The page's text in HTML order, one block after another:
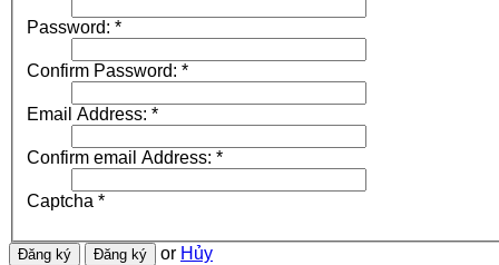
Password: *
Confirm Password: *
Email Address: *
Confirm email Address: *
Captcha *
or Hủy